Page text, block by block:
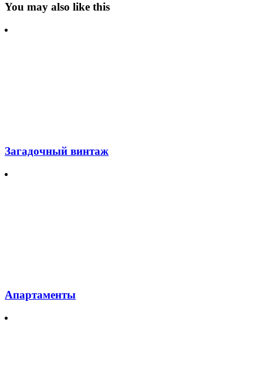
You may also like this
Загадочный винтаж
Апартаменты